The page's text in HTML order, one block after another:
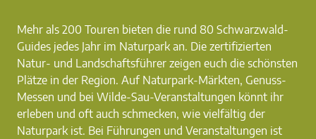
Mehr als 200 Touren bieten die rund 80 Schwarzwald-
Guides jedes Jahr im Naturpark an. Die zertifizierten
Natur- und Landschaftsführer zeigen euch die schönsten
Plätze in der Region. Auf Naturpark-Märkten, Genuss-
Messen und bei Wilde-Sau-Veranstaltungen könnt ihr
erleben und oft auch schmecken, wie vielfältig der
Naturpark ist. Bei Führungen und Veranstaltungen ist